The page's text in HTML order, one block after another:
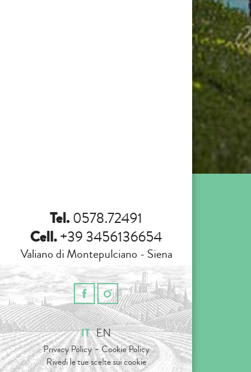
Tel.0578.72491
Cell.+39 3456136654
Valiano di Montepulciano - Siena
IT EN
Privacy Policy-Cookie Policy
Rivedi le tue scelte sui cookie